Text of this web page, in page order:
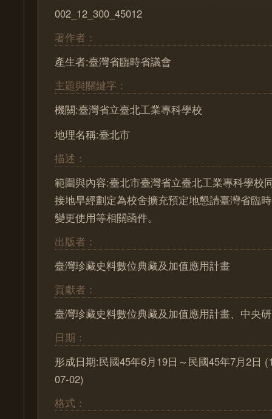
002_12_300_45012
著作者：
產生者:臺灣省臨時省議會
主題與關鍵字：
機關:臺灣省立臺北工業專科學校
地理名稱:臺北市
描述：
範圍與內容:臺北市臺灣省立臺北工業專科學校
接地早經劃定為校舍擴充預定地懇請臺灣省臨
變更使用等相關函件。
出版者：
臺灣珍藏史料數位典藏及加值應用計畫
貢獻者：
臺灣珍藏史料數位典藏及加值應用計畫、中央
日期：
形成日期:民國45年6月19日～民國45年7月2日
07-02)
格式：